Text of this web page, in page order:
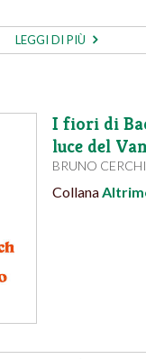
LEGGI DI PIÙ
I fiori di
luce del
BRUNO
Collana